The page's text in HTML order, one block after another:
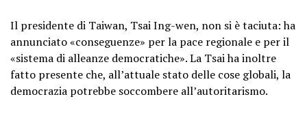
Il presidente di Taiwan, Tsai Ing-wen, non si è taciuta: ha
annunciato «conseguenze» per la pace regionale e per il
«sistema di alleanze democratiche». La Tsai ha inoltre
fatto presente che, all’attuale stato delle cose globali, la
democrazia potrebbe soccombere all’autoritarismo.